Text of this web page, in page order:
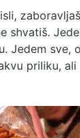
shvatiš.
Jedem sve,
priliku,